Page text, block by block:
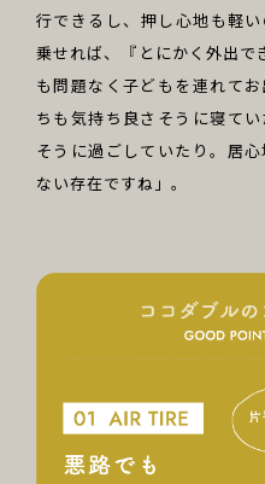
行できるし、押し心地も軽
乗せれば、『とにかく外出で
も問題なく子どもを連れて
ちも気持ち良さそうに寝て
そうに過ごしていたり。居
ない存在ですね」。